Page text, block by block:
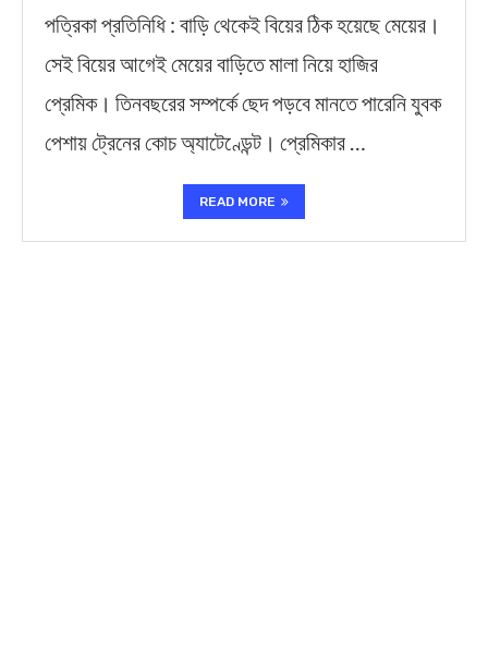
পত্রিকা প্রতিনিধি : বাড়ি থেকেই বিয়ের ঠিক হয়েছে মেয়ের।
সেই বিয়ের আগেই মেয়ের বাড়িতে মালা নিয়ে হাজির
প্রেমিক। তিনবছরের সম্পর্কে ছেদ পড়বে মানতে পারেনি যুবক
পেশায় ট্রেনের কোচ অ্যাটেণ্ডেন্ট। প্রেমিকার …
READ MORE